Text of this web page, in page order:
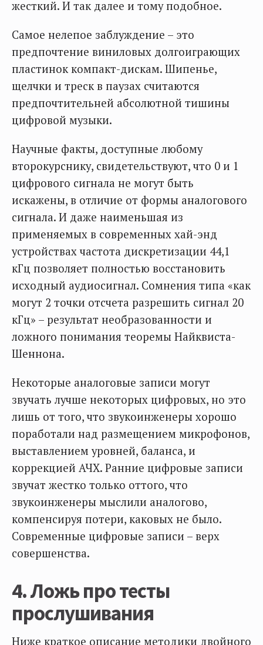
жесткий. И так далее и тому подобное.
Самое нелепое заблуждение – это
предпочтение виниловых долгоиграющих
пластинок компакт-дискам. Шипенье,
щелчки и треск в паузах считаются
предпочтительней абсолютной тишины
цифровой музыки.
Научные факты, доступные любому
второкурснику, свидетельствуют, что 0 и 1
цифрового сигнала не могут быть
искажены, в отличие от формы аналогового
сигнала. И даже наименьшая из
применяемых в современных хай-энд
устройствах частота дискретизации 44,1
кГц позволяет полностью восстановить
исходный аудиосигнал. Сомнения типа «как
могут 2 точки отсчета разрешить сигнал 20
кГц» – результат необразованности и
ложного понимания теоремы Найквиста-
Шеннона.
Некоторые аналоговые записи могут
звучать лучше некоторых цифровых, но это
лишь от того, что звукоинженеры хорошо
поработали над размещением микрофонов,
выставлением уровней, баланса, и
коррекцией АЧХ. Ранние цифровые записи
звучат жестко только оттого, что
звукоинженеры мыслили аналогово,
компенсируя потери, каковых не было.
Современные цифровые записи – верх
совершенства.
4. Ложь про тесты
прослушивания
Ниже краткое описание методики двойного